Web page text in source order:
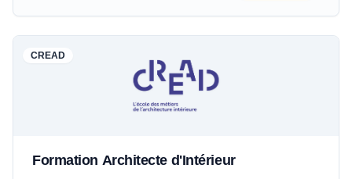
CREAD
Formation Architecte d'Intérieur